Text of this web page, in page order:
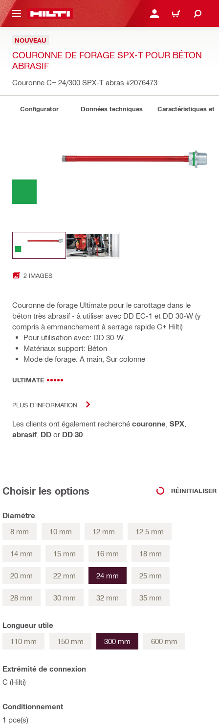
SE CONNECTER OU
PANIER
NOUVEAU
COURONNE DE FORAGE SPX-T POUR BÉTON
ABRASIF
Couronne C+ 24/300 SPX-T abras #2076473
Configurator Données techniques Caractéristiques et
2 IMAGES
Couronne de forage Ultimate pour le carottage dans le
béton très abrasif - à utiliser avec DD EC-1 et DD 30-W (y
compris à emmanchement à serrage rapide C+ Hilti)
Pour utilisation avec: DD 30-W
Matériaux support: Béton
Mode de forage: A main, Sur colonne
ULTIMATE
PLUS D'INFORMATION
Les clients ont également recherché couronne SPX
abrasif DD or DD 30
Choisir les options RÉINITIALISER
Diamètre
8 mm
10 mm 12 mm 12.5 mm
14 mm 15 mm 16 mm 18 mm
20 mm 22 mm 24 mm 25 mm
28 mm 30 mm 32 mm 35 mm
Longueur utile
110 mm
150 mm 300 mm 600 mm
Extrémité de connexion
C (Hilti)
Conditionnement
1 pce(s)